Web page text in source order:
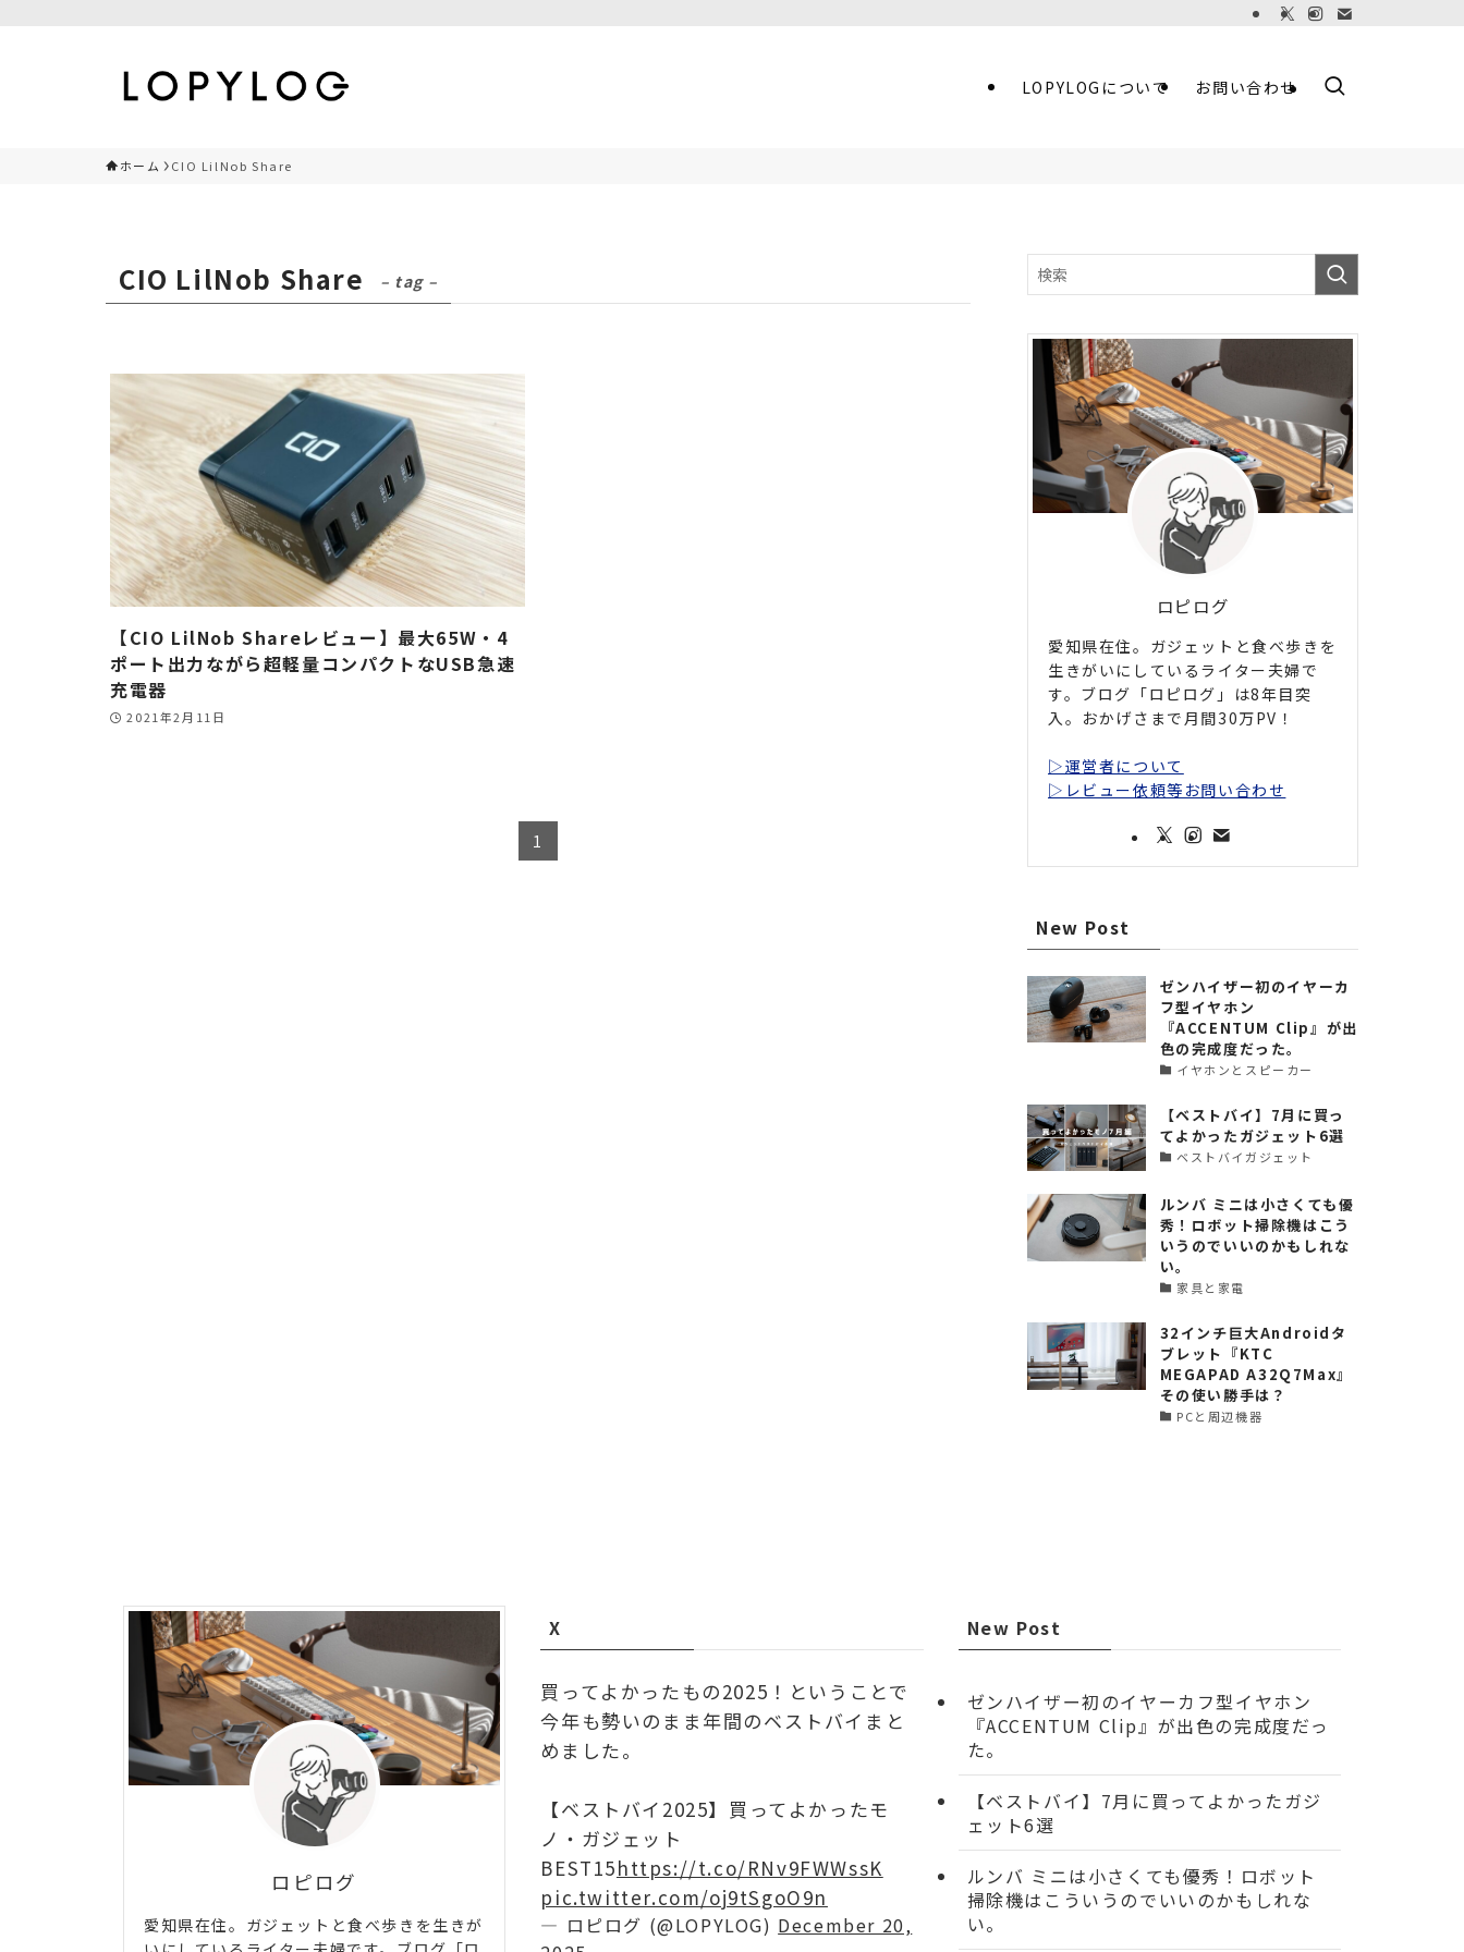
LOPYLOGについて お問い合わせ
ホーム CIO LilNob Share
CIO LilNob Share – tag –
【CIO LilNob Shareレビュー】最大65W・4
ポート出力ながら超軽量コンパクトなUSB急速
充電器
2021年2月11日
1
ロピログ
愛知県在住。ガジェットと食べ歩きを
生きがいにしているライター夫婦で
す。ブログ「ロピログ」は8年目突
入。おかげさまで月間30万PV！
▷運営者について
▷レビュー依頼等お問い合わせ
New Post
ゼンハイザー初のイヤーカ
フ型イヤホン
『ACCENTUM Clip』が出
色の完成度だった。
イヤホンとスピーカー
【ベストバイ】7月に買っ
てよかったガジェット6選
ベストバイガジェット
ルンバ ミニは小さくても優
秀！ロボット掃除機はこう
いうのでいいのかもしれな
い。
家具と家電
32インチ巨大Androidタ
ブレット『KTC
MEGAPAD A32Q7Max』
その使い勝手は？
PCと周辺機器
ロピログ
愛知県在住。ガジェットと食べ歩きを生きが
X
買ってよかったもの2025！ということで
今年も勢いのまま年間のベストバイまと
めました。
【ベストバイ2025】買ってよかったモ
ノ・ガジェット
BEST15https://t.co/RNv9FWWssK
pic.twitter.com/oj9tSgoO9n
— ロピログ (@LOPYLOG) December 20,
New Post
ゼンハイザー初のイヤーカフ型イヤホン
『ACCENTUM Clip』が出色の完成度だっ
た。
【ベストバイ】7月に買ってよかったガジ
ェット6選
ルンバ ミニは小さくても優秀！ロボット
掃除機はこういうのでいいのかもしれな
い。